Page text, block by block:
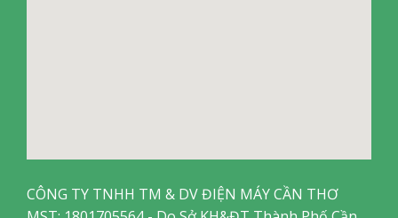
CÔNG TY TNHH TM & DV ĐIỆN MÁY CẦN THƠ